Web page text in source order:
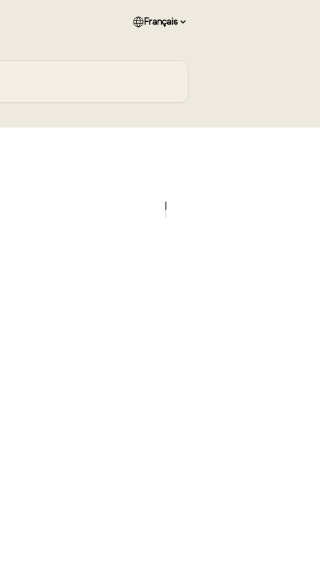
Français